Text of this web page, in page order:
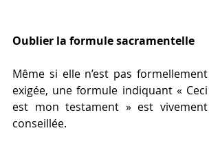
Oublier la formule sacramentelle
Même si elle n’est pas formellement
exigée, une formule indiquant « Ceci
est mon testament » est vivement
conseillée.